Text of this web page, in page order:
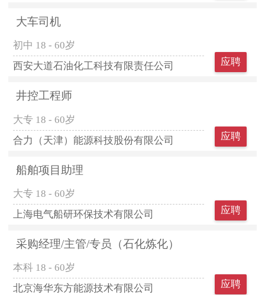
大车司机
初中 18 - 60岁
西安大道石油化工科技有限责任公司
应聘
井控工程师
大专 18 - 60岁
合力（天津）能源科技股份有限公司
应聘
船舶项目助理
大专 18 - 60岁
上海电气船研环保技术有限公司
应聘
采购经理/主管/专员（石化炼化）
本科 18 - 60岁
北京海华东方能源技术有限公司
应聘